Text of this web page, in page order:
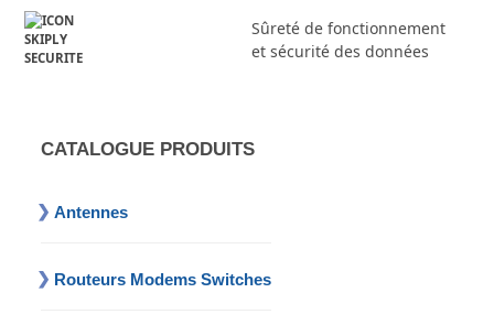
Sûreté de fonctionnement
et sécurité des données
CATALOGUE PRODUITS
Antennes
Routeurs Modems Switches